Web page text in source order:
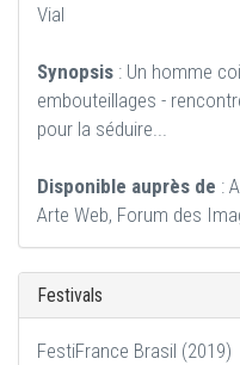
Vial
Synopsis : Un homme
embouteillages -
pour la séduire...
Disponible auprès de :
Arte Web, Forum des
Festivals
FestiFrance Brasil (2019)